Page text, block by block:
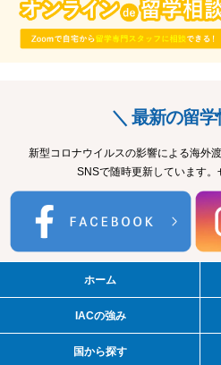
＼ 最新の留
新型コロナウイルスの影響による海外
SNSで随時更新しています。
ホーム
IACの強み
国から探す